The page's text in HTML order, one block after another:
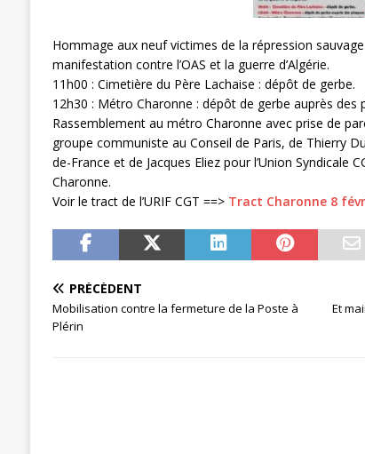
[ 27 avril 2024 ] 1er MAI 2024
Hommage aux neuf victimes de la répression
manifestation contre l’OAS et la guerre d’Algérie.
11h00 : Cimetière du Père Lachaise : dépôt de gerbe.
12h30 : Métro Charonne : dépôt de gerbe auprès des
Rassemblement au métro Charonne avec prise de
groupe communiste au Conseil de Paris, de Thierry
de-France et de Jacques Eliez pour l’Union Syndicale
Charonne.
Voir le tract de l’URIF CGT ==> Tract Charonne 8
PRÉCÉDENT
Mobilisation contre la fermeture de la Poste à
Plérin
Et